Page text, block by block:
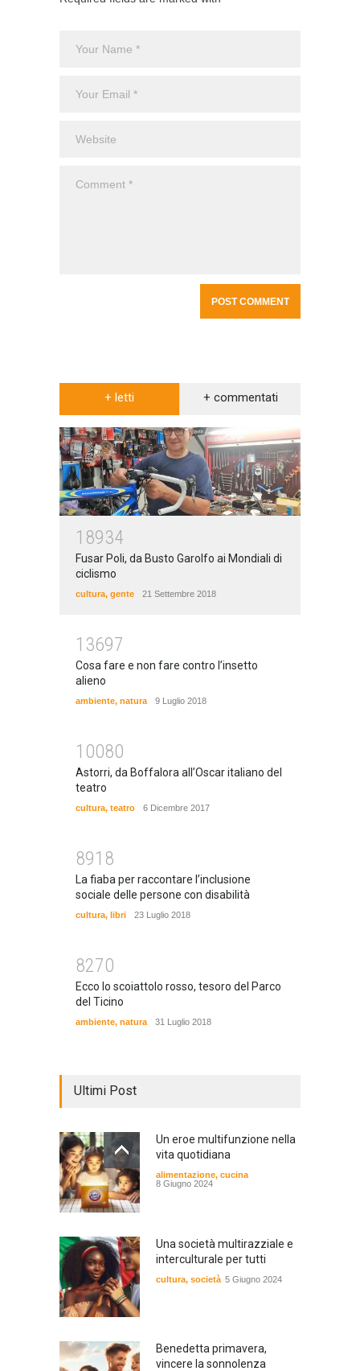
+ letti + commentati
18934
Fusar Poli, da Busto Garolfo ai Mondiali di
ciclismo
cultura, gente 21 Settembre 2018
13697
Cosa fare e non fare contro l’insetto
alieno
ambiente, natura 9 Luglio 2018
10080
Astorri, da Boffalora all’Oscar italiano del
teatro
cultura, teatro 6 Dicembre 2017
8918
La fiaba per raccontare l’inclusione
sociale delle persone con disabilità
cultura, libri 23 Luglio 2018
8270
Ecco lo scoiattolo rosso, tesoro del Parco
del Ticino
ambiente, natura 31 Luglio 2018
Ultimi Post
Un eroe multifunzione nella
vita quotidiana
alimentazione, cucina
8 Giugno 2024
Una società multirazziale e
interculturale per tutti
cultura, società 5 Giugno 2024
Benedetta primavera,
vincere la sonnolenza